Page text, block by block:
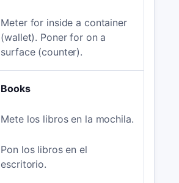
Meter for inside a container
(wallet). Poner for on a
surface (counter).
Books
Mete los libros en la mochila.
Pon los libros en el
escritorio.